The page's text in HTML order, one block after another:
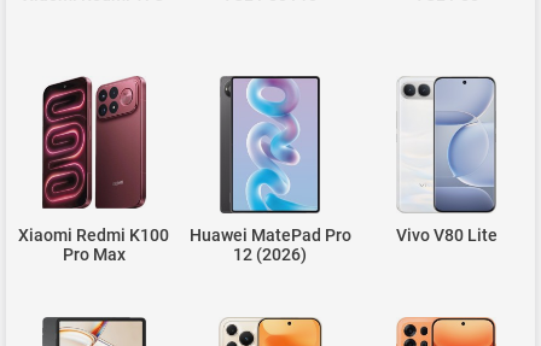
Xiaomi Redmi K100
Pro Max
Huawei MatePad Pro
12 (2026)
Vivo V80 Lite